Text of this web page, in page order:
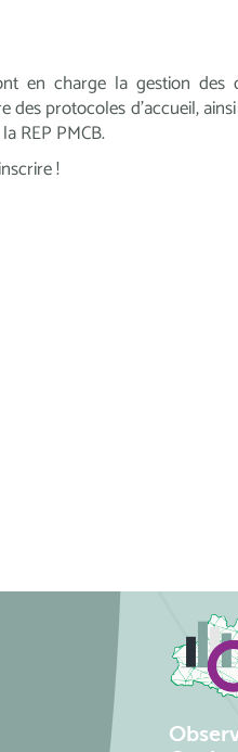
en charge la gestion des
protocoles d’accueil,
REP PMCB.
!